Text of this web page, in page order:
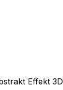
Effekt 3D